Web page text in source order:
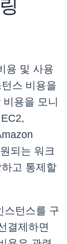
용 및 사용
스 비용을
용을 모니
되는 워크
고 통제할
스턴스를 구
결제하면